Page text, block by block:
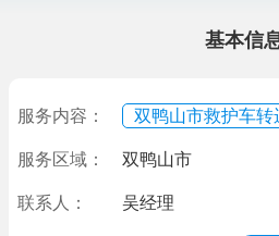
基本信
服务内容： 双鸭山市救护车转
服务区域： 双鸭山市
联系人： 吴经理